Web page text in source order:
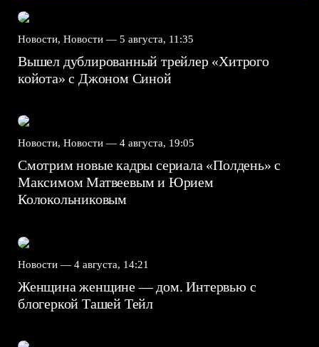
Новости, Новости — 5 августа, 11:35
Вышел дублированный трейлер «Хитрого
койота» с Джоном Синой
Новости, Новости — 4 августа, 19:05
Смотрим новые кадры сериала «Полдень» с
Максимом Матвеевым и Юрием
Колокольниковым
Новости — 4 августа, 14:21
Женщина женщине — дом. Интервью с
блогеркой Ташей Тейл